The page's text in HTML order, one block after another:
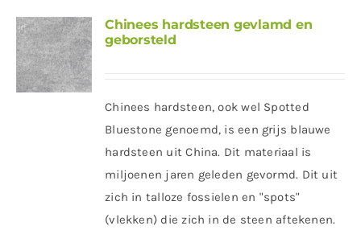
Chinees hardsteen gevlamd en
geborsteld
Chinees hardsteen, ook wel Spotted
Bluestone genoemd, is een grijs blauwe
hardsteen uit China. Dit materiaal is
miljoenen jaren geleden gevormd. Dit uit
zich in talloze fossielen en "spots"
(vlekken) die zich in de steen aftekenen.